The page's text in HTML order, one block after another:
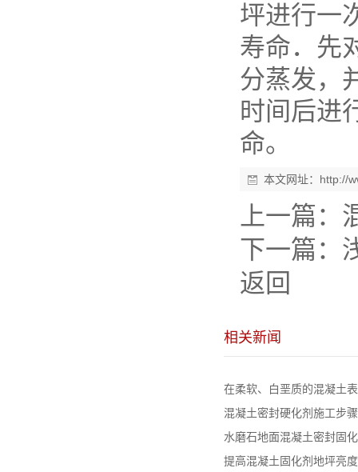
坪进行一
寿命．先
分蒸发，
时间后进
命。
本文网址： http://
上一篇：
下一篇：
返回
相关新闻
在柔软、白垩质的混凝土
混凝土密封硬化剂施工步骤
水磨石地面混凝土密封固
提高混凝土固化剂地坪亮